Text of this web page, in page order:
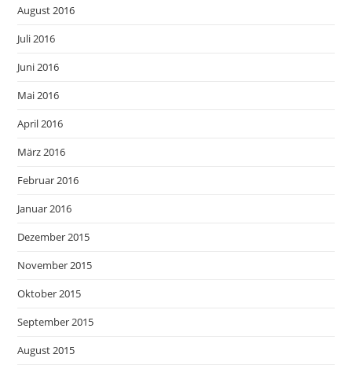
August 2016
Juli 2016
Juni 2016
Mai 2016
April 2016
März 2016
Februar 2016
Januar 2016
Dezember 2015
November 2015
Oktober 2015
September 2015
August 2015